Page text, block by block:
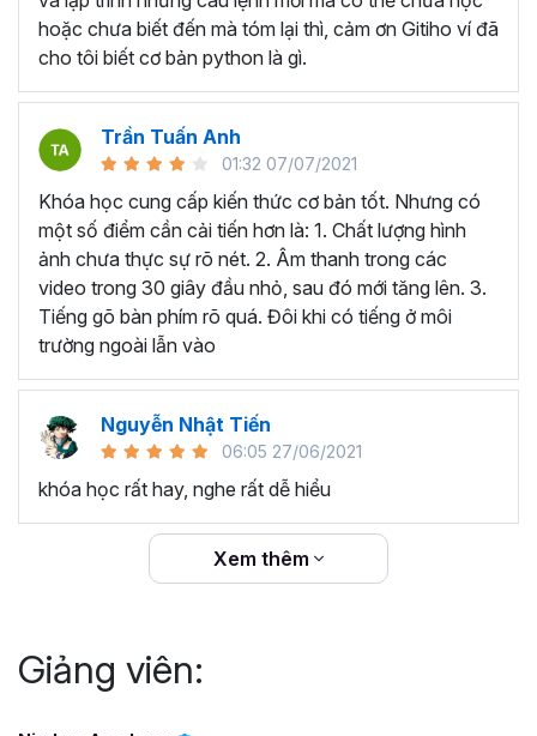
hoặc chưa biết đến mà tóm lại thì, cảm ơn Gitiho ví đã
cho tôi biết cơ bản python là gì.
Trần Tuấn Anh
01:32 07/07/2021
Khóa học cung cấp kiến thức cơ bản tốt. Nhưng có
một số điểm cần cải tiến hơn là: 1. Chất lượng hình
ảnh chưa thực sự rõ nét. 2. Âm thanh trong các
video trong 30 giây đầu nhỏ, sau đó mới tăng lên. 3.
Tiếng gõ bàn phím rõ quá. Đôi khi có tiếng ở môi
trường ngoài lẫn vào
Nguyễn Nhật Tiến
06:05 27/06/2021
khóa học rất hay, nghe rất dễ hiểu
Xem thêm
Giảng viên: